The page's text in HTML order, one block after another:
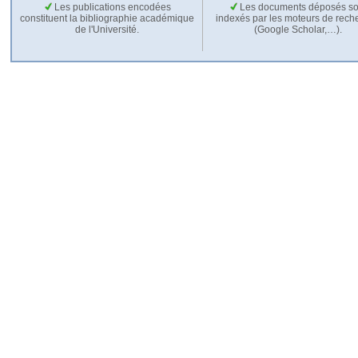
Les publications encodées
constituent la bibliographie académique
de l'Université.
Les documents déposés
indexés par les moteurs de
(Google Scholar,…).